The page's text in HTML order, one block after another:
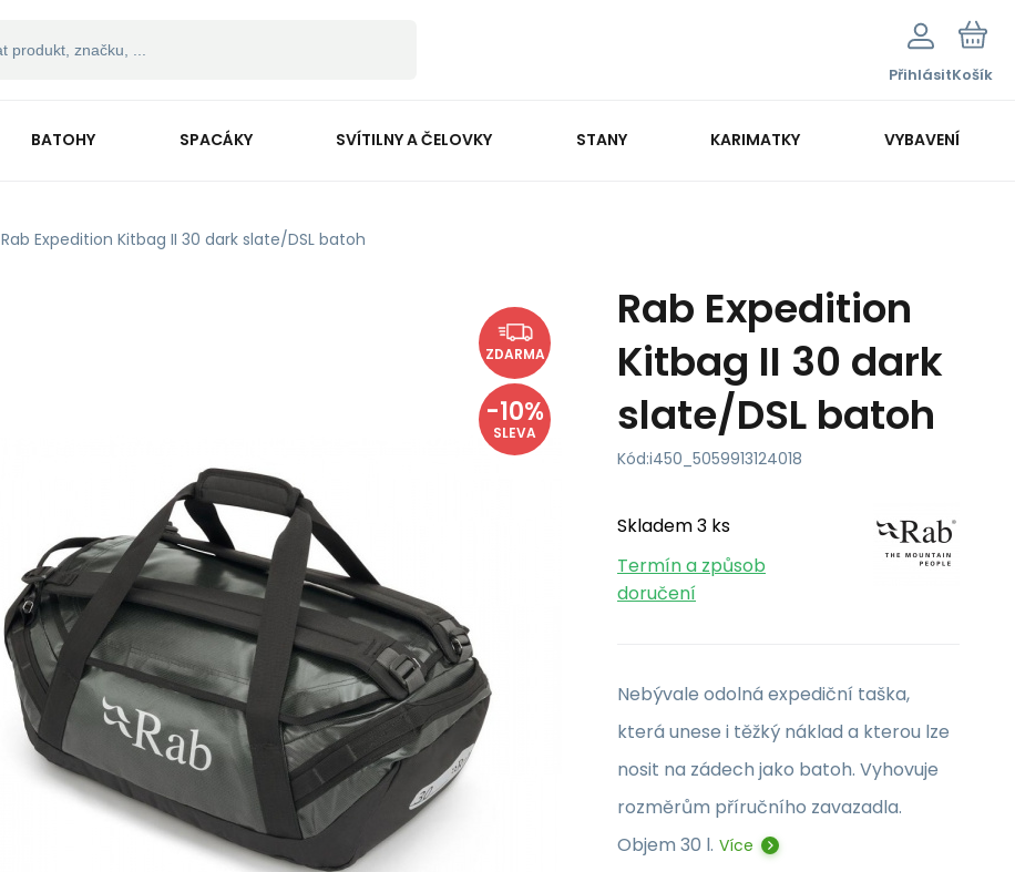
PřihlásitKošík
BATOHY SPACÁKY SVÍTILNY A ČELOVKY STANY KARIMATKY VYBAVENÍ
Rab Expedition Kitbag II 30 dark slate/DSL batoh
ZDARMA
-10%
SLEVA
Rab Expedition
Kitbag II 30 dark
slate/DSL batoh
Kód:i450_5059913124018
Skladem 3 ks
Termín a způsob
doručení
Nebývale odolná expediční taška,
která unese i těžký náklad a kterou lze
nosit na zádech jako batoh. Vyhovuje
rozměrům příručního zavazadla.
Objem 30 l. Více